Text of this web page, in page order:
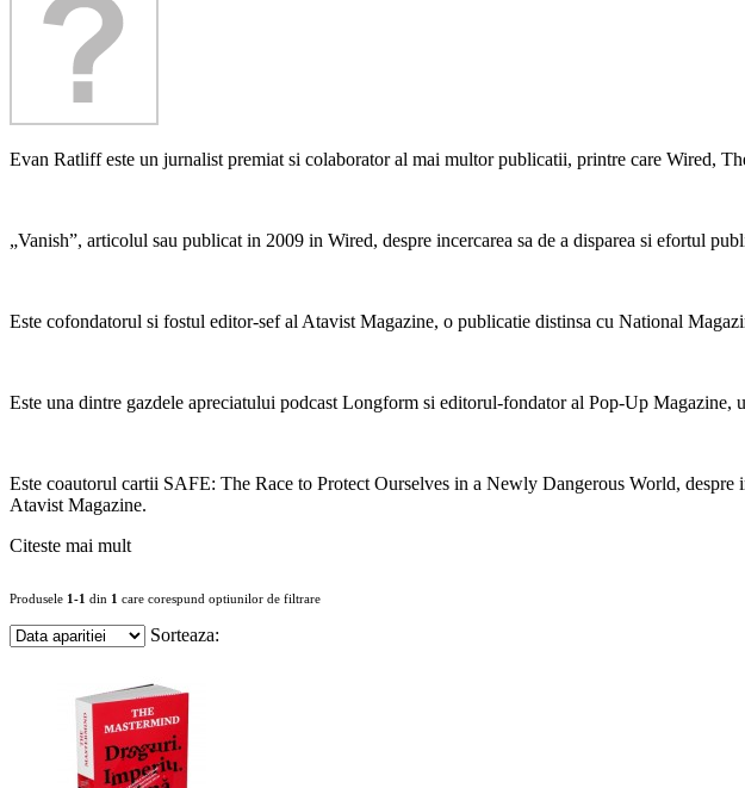
Evan Ratliff este un jurnalist premiat si colaborator al mai multor publicatii, printre care Wired,
„Vanish”, articolul sau publicat in 2009 in Wired, despre incercarea sa de a disparea si efortul
Este cofondatorul si fostul editor-sef al Atavist Magazine, o publicatie distinsa cu National
Este una dintre gazdele apreciatului podcast Longform si editorul-fondator al Pop-Up
Este coautorul cartii SAFE: The Race to Protect Ourselves in a Newly Dangerous World,
Atavist Magazine.
Citeste mai mult
Produsele 1-1 din 1 care corespund optiunilor de filtrare
Sorteaza: